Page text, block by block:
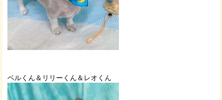
ベルくん＆リリーくん＆レオくん